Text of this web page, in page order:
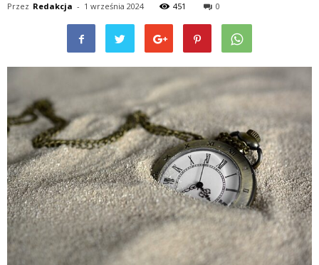
Przez Redakcja - 1 września 2024 451 0